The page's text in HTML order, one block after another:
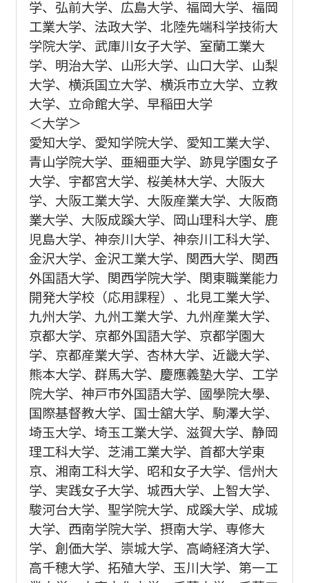
学、弘前大学、広島大学、福岡大学、福岡
工業大学、法政大学、北陸先端科学技術大
学院大学、武庫川女子大学、室蘭工業大
学、明治大学、山形大学、山口大学、山梨
大学、横浜国立大学、横浜市立大学、立教
大学、立命館大学、早稲田大学
＜大学＞
愛知大学、愛知学院大学、愛知工業大学、
青山学院大学、亜細亜大学、跡見学園女子
大学、宇都宮大学、桜美林大学、大阪大
学、大阪工業大学、大阪産業大学、大阪商
業大学、大阪成蹊大学、岡山理科大学、鹿
児島大学、神奈川大学、神奈川工科大学、
金沢大学、金沢工業大学、関西大学、関西
外国語大学、関西学院大学、関東職業能力
開発大学校（応用課程）、北見工業大学、
九州大学、九州工業大学、九州産業大学、
京都大学、京都外国語大学、京都学園大
学、京都産業大学、杏林大学、近畿大学、
熊本大学、群馬大学、慶應義塾大学、工学
院大学、神戸市外国語大学、國學院大學、
国際基督教大学、国士舘大学、駒澤大学、
埼玉大学、埼玉工業大学、滋賀大学、静岡
理工科大学、芝浦工業大学、首都大学東
京、湘南工科大学、昭和女子大学、信州大
学、実践女子大学、城西大学、上智大学、
駿河台大学、聖学院大学、成蹊大学、成城
大学、西南学院大学、摂南大学、専修大
学、創価大学、崇城大学、高崎経済大学、
高千穂大学、拓殖大学、玉川大学、第一工